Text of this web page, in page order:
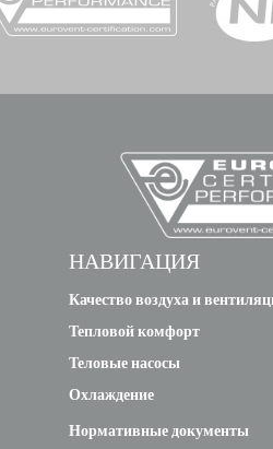
НАВИГАЦИЯ
Качество воздуха и
Тепловой комфорт
Теловые насосы
Охлаждение
Нормативные документы